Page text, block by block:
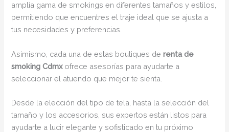
amplia gama de smokings en diferentes tamaños y estilos,
permitiendo que encuentres el traje ideal que se ajusta a
tus necesidades y preferencias.
Asimismo, cada una de estas boutiques derenta de
smoking Cdmxofrece asesorías para ayudarte a
seleccionar el atuendo que mejor te sienta.
Desde la elección del tipo de tela, hasta la selección del
tamaño y los accesorios, sus expertos están listos para
ayudarte a lucir elegante y sofisticado en tu próximo